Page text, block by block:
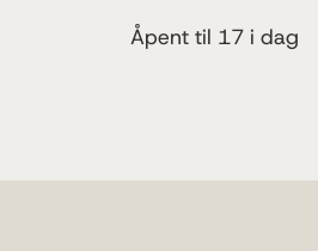
Åpent til 17 i dag